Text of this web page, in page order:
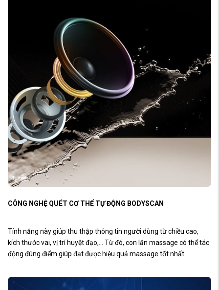
CÔNG NGHỆ QUÉT CƠ THỂ TỰ ĐỘNG BODYSCAN
Tính năng này giúp thu thập thông tin người dùng từ chiều cao,
kích thước vai, vị trí huyệt đạo,… Từ đó, con lăn massage có thể tác
động đúng điểm giúp đạt được hiệu quả massage tốt nhất.